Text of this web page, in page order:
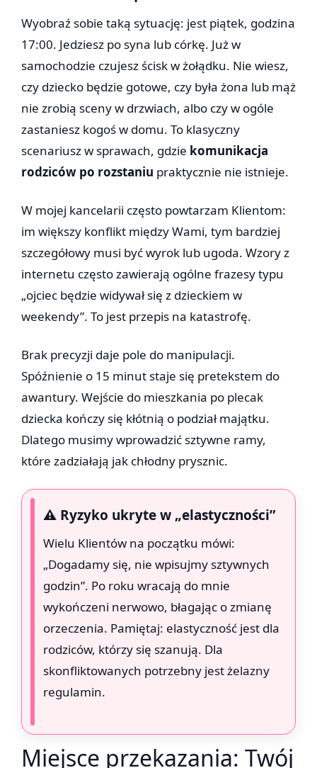
Wyobraź sobie taką sytuację: jest piątek, godzina
17:00. Jedziesz po syna lub córkę. Już w
samochodzie czujesz ścisk w żołądku. Nie wiesz,
czy dziecko będzie gotowe, czy była żona lub mąż
nie zrobią sceny w drzwiach, albo czy w ogóle
zastaniesz kogoś w domu. To klasyczny
scenariusz w sprawach, gdzie komunikacja
rodziców po rozstaniu praktycznie nie istnieje.
W mojej kancelarii często powtarzam Klientom:
im większy konflikt między Wami, tym bardziej
szczegółowy musi być wyrok lub ugoda. Wzory z
internetu często zawierają ogólne frazesy typu
„ojciec będzie widywał się z dzieckiem w
weekendy”. To jest przepis na katastrofę.
Brak precyzji daje pole do manipulacji.
Spóźnienie o 15 minut staje się pretekstem do
awantury. Wejście do mieszkania po plecak
dziecka kończy się kłótnią o podział majątku.
Dlatego musimy wprowadzić sztywne ramy,
które zadziałają jak chłodny prysznic.
⚠️ Ryzyko ukryte w „elastyczności”
Wielu Klientów na początku mówi:
„Dogadamy się, nie wpisujmy sztywnych
godzin”. Po roku wracają do mnie
wykończeni nerwowo, błagając o zmianę
orzeczenia. Pamiętaj: elastyczność jest dla
rodziców, którzy się szanują. Dla
skonfliktowanych potrzebny jest żelazny
regulamin.
Miejsce przekazania: Twój